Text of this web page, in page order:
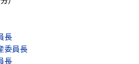
長
委員長
長